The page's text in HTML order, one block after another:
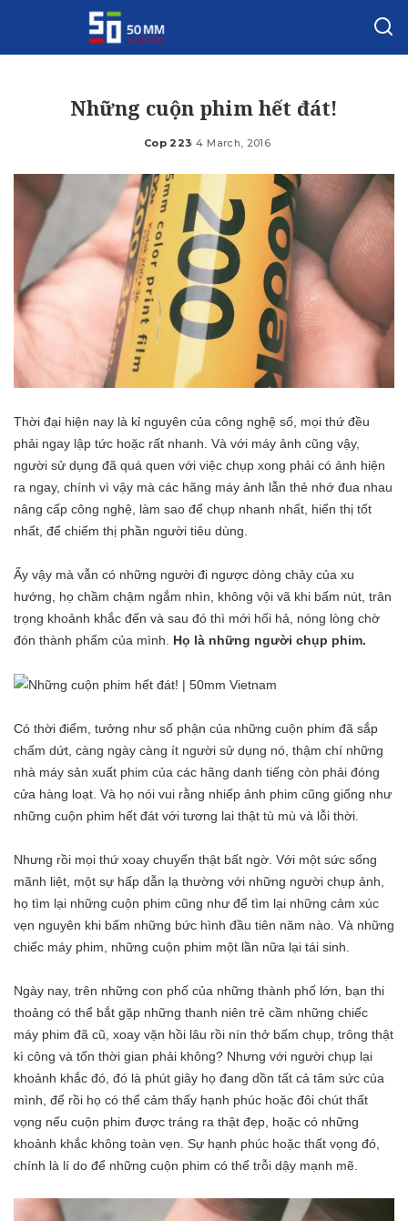
Những cuộn phim hết đát!
Posted
Cop 223 4 March, 2016
Thời đại hiện nay là kỉ nguyên của công nghệ số, mọi thứ đều
phải ngay lập tức hoặc rất nhanh. Và với máy ảnh cũng vậy,
người sử dụng đã quá quen với việc chụp xong phải có ảnh hiện
ra ngay, chính vì vậy mà các hãng máy ảnh lẫn thẻ nhớ đua nhau
nâng cấp công nghệ, làm sao để chụp nhanh nhất, hiển thị tốt
nhất, để chiếm thị phần người tiêu dùng.
Ấy vậy mà vẫn có những người đi ngược dòng chảy của xu
hướng, họ chầm chậm ngắm nhìn, không vội vã khi bấm nút, trân
trọng khoảnh khắc đến và sau đó thì mới hối hả, nóng lòng chờ
đón thành phẩm của mình. Họ là những người chụp phim.
Có thời điểm, tưởng như số phận của những cuộn phim đã sắp
chấm dứt, càng ngày càng ít người sử dụng nó, thậm chí những
nhà máy sản xuất phim của các hãng danh tiếng còn phải đóng
cửa hàng loạt. Và họ nói vui rằng nhiếp ảnh phim cũng giống như
những cuộn phim hết đát với tương lai thật tù mù và lỗi thời.
Nhưng rồi mọi thứ xoay chuyển thật bất ngờ. Với một sức sống
mãnh liệt, một sự hấp dẫn lạ thường với những người chụp ảnh,
họ tìm lại những cuộn phim cũng như để tìm lại những cảm xúc
vẹn nguyên khi bấm những bức hình đầu tiên năm nào. Và những
chiếc máy phim, những cuộn phim một lần nữa lại tái sinh.
Ngày nay, trên những con phố của những thành phố lớn, bạn thi
thoảng có thể bắt gặp những thanh niên trẻ cầm những chiếc
máy phim đã cũ, xoay vặn hồi lâu rồi nín thở bấm chụp, trông thật
kì công và tốn thời gian phải không? Nhưng với người chụp lại
khoảnh khắc đó, đó là phút giây họ đang dồn tất cả tâm sức của
mình, để rồi họ có thể cảm thấy hạnh phúc hoặc đôi chút thất
vọng nếu cuộn phim được tráng ra thật đẹp, hoặc có những
khoảnh khắc không toàn vẹn. Sự hạnh phúc hoặc thất vọng đó,
chính là lí do để những cuộn phim có thể trỗi dậy mạnh mẽ.